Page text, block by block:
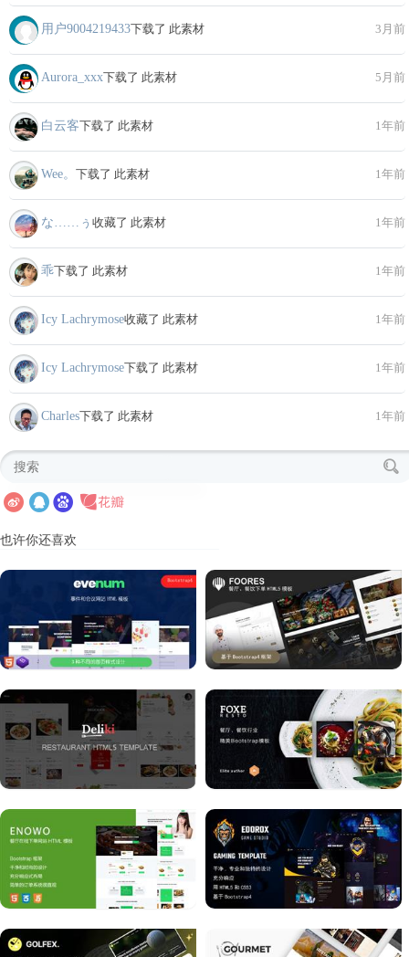
用户9004219433下载了 此素材 3月前
Aurora_xxx下载了 此素材 5月前
白云客下载了 此素材 1年前
Wee。 下载了 此素材 1年前
な……ぅ 收藏了 此素材 1年前
乖下载了 此素材 1年前
Icy Lachrymose收藏了 此素材 1年前
Icy Lachrymose下载了 此素材 1年前
Charles下载了 此素材 1年前
也许你还喜欢